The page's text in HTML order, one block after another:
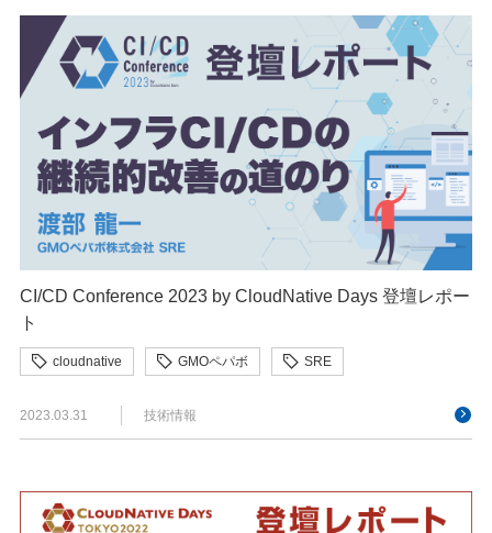
CI/CD Conference 2023 by CloudNative Days 登壇レポー
ト
cloudnative GMOペパボ SRE
2023.03.31 技術情報